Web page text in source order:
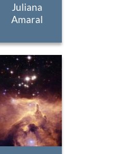
Juliana
Amaral